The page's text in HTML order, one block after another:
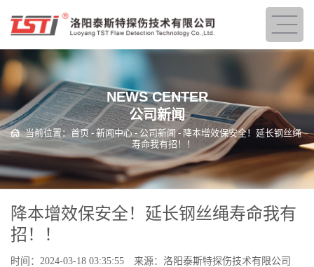
NEWS CENTER
公司新闻
当前位置：首页 - 新闻中心- 公司新闻- 降本增效保安全！延长钢丝绳
寿命我有招！！
降本增效保安全！延长钢丝绳寿命我有
招！！
时间：2024-03-18 03:35:55 来源：洛阳泰斯特探伤技术有限公司